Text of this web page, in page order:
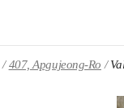
407, Apgujeong-Ro